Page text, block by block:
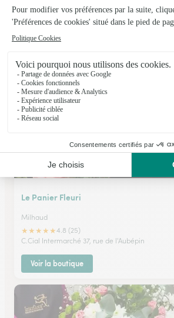
L’instant Fleurs
★★★★★4.6 (38)
Voir la boutique
Le Panier Fleuri
Milhaud
★★★★★4.8 (25)
C.Cial Intermarché 37, rue de l'Aubépin
Voir la boutique